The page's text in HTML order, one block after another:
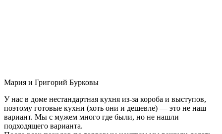
Мария и Григорий Бурковы
У нас в доме нестандартная кухня из-за короба и выступов,
поэтому готовые кухни (хоть они и дешевле) — это не наш
вариант. Мы с мужем много где были, но не нашли
подходящего варианта.